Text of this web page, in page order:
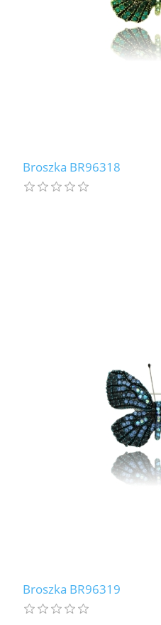
Broszka BR96318
Broszka BR96319